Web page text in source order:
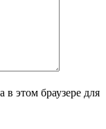
в этом браузере для